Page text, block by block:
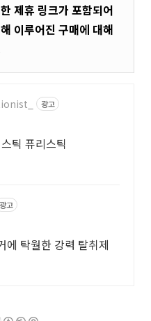
제휴 링크가 포함되어
이루어진 구매에 대해
광고
틱 퓨리스틱
광고
악취 제거에 탁월한 강력 탈취제